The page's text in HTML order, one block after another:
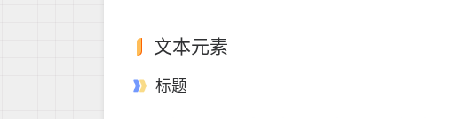
文本元素
标题